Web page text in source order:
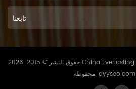
تابعنا
حقوق النشر © 2015-2026 China Everlasting Parts Co., Limited..كل الحقوق
محفوظة. dyyseo.com